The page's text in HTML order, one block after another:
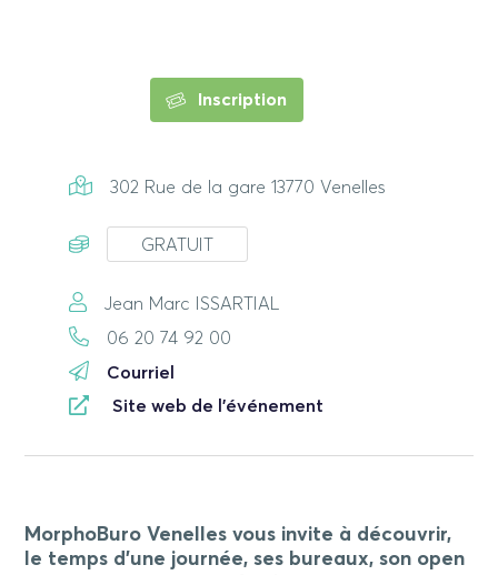
Inscription
302 Rue de la gare 13770 Venelles
GRATUIT
Jean Marc ISSARTIAL
06 20 74 92 00
Courriel
Site web de l'événement
MorphoBuro Venelles vous invite à découvrir,
le temps d’une journée, ses bureaux, son open